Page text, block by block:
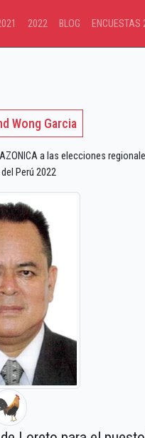
2022 BLOG ENCUESTAS
Wong Garcia
a las elecciones
Perú 2022